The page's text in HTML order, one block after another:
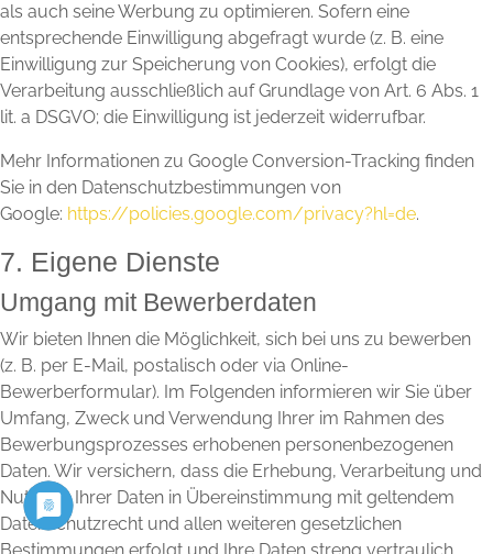
als auch seine Werbung zu optimieren. Sofern eine
entsprechende Einwilligung abgefragt wurde (z. B. eine
Einwilligung zur Speicherung von Cookies), erfolgt die
Verarbeitung ausschließlich auf Grundlage von Art. 6 Abs. 1
lit. a DSGVO; die Einwilligung ist jederzeit widerrufbar.
Mehr Informationen zu Google Conversion-Tracking finden
Sie in den Datenschutzbestimmungen von
Google: https://policies.google.com/privacy?hl=de.
7. Eigene Dienste
Umgang mit Bewerberdaten
Wir bieten Ihnen die Möglichkeit, sich bei uns zu bewerben
(z. B. per E-Mail, postalisch oder via Online-
Bewerberformular). Im Folgenden informieren wir Sie über
Umfang, Zweck und Verwendung Ihrer im Rahmen des
Bewerbungsprozesses erhobenen personenbezogenen
Daten. Wir versichern, dass die Erhebung, Verarbeitung und
Nutzung Ihrer Daten in Übereinstimmung mit geltendem
Datenschutzrecht und allen weiteren gesetzlichen